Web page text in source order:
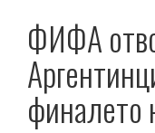
ФИФА
финалето